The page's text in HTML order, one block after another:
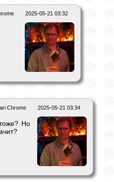
2025-05-21 03:32
2025-05-21 03:34
Chrome
Но